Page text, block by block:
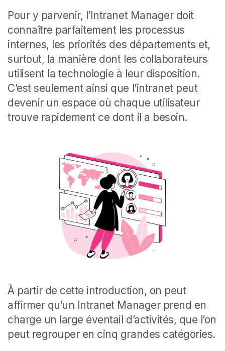
Pour y parvenir, l’Intranet Manager doit
connaître parfaitement les processus
internes, les priorités des départements et,
surtout, la manière dont les collaborateurs
utilisent la technologie à leur disposition.
C’est seulement ainsi que l’intranet peut
devenir un espace où chaque utilisateur
trouve rapidement ce dont il a besoin.
À partir de cette introduction, on peut
affirmer qu’un Intranet Manager prend en
charge un large éventail d’activités, que l’on
peut regrouper en cinq grandes catégories.